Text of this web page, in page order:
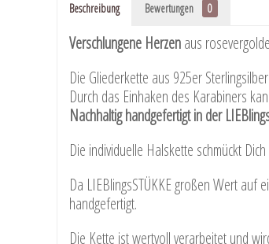
Beschreibung Bewertungen 0
Verschlungene Herzenaus
Die Gliederkette aus 925er
Durch das Einhaken des Karabiners
Nachhaltig handgefertigt in der
Die individuelle Halskette schmückt
Da LIEBlingsSTÜKKE großen Wert auf
handgefertigt.
Die Kette ist wertvoll verarbeitet und